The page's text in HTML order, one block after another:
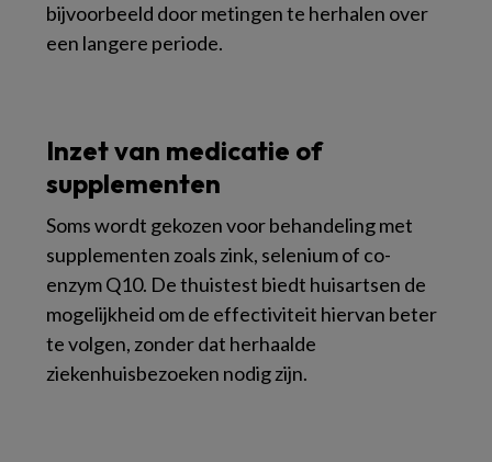
bijvoorbeeld door metingen te herhalen over
een langere periode.
Inzet van medicatie of
supplementen
Soms wordt gekozen voor behandeling met
supplementen zoals zink, selenium of co-
enzym Q10. De thuistest biedt huisartsen de
mogelijkheid om de effectiviteit hiervan beter
te volgen, zonder dat herhaalde
ziekenhuisbezoeken nodig zijn.